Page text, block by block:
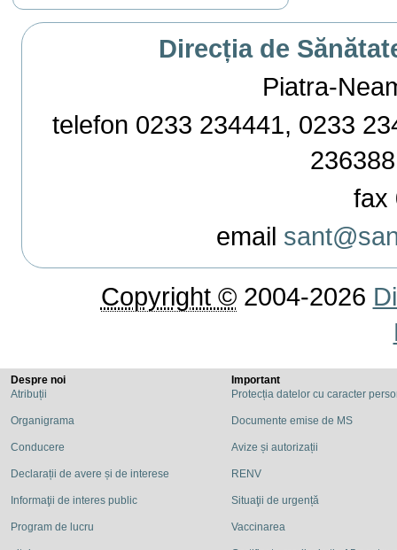
Direcția de
Piatra-
telefon 0233 234441, 0233
fax
email
Copyright ©2004-2026
Despre noi
Atribuții
Organigrama
Conducere
Declarații de avere și de interese
Informaţii de interes public
Program de lucru
Important
Protecția datelor cu caracter
Documente emise de MS
Avize și autorizații
RENV
Situaţii de urgență
Vaccinarea